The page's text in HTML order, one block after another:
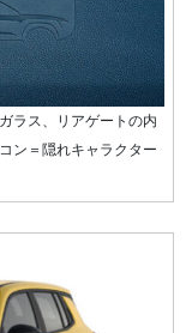
ラス、リアゲートの内
ン＝隠れキャラクター